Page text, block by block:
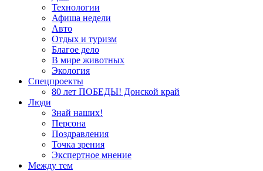
Технологии
Афиша недели
Авто
Отдых и туризм
Благое дело
В мире животных
Экология
Спецпроекты
80 лет ПОБЕДЫ! Донской край
Люди
Знай наших!
Персона
Поздравления
Точка зрения
Экспертное мнение
Между тем